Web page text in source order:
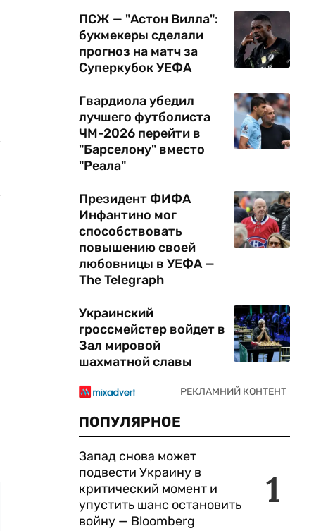
ПСЖ — "Астон Вилла":
букмекеры сделали
прогноз на матч за
Суперкубок УЕФА
Гвардиола убедил
лучшего футболиста
ЧМ-2026 перейти в
"Барселону" вместо
"Реала"
Президент ФИФА
Инфантино мог
способствовать
повышению своей
любовницы в УЕФА —
The Telegraph
Украинский
гроссмейстер войдет в
Зал мировой
шахматной славы
ПОПУЛЯРНОЕ
1
Запад снова может
подвести Украину в
критический момент и
упустить шанс остановить
войну — Bloomberg